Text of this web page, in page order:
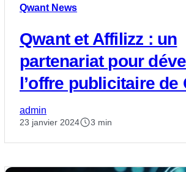
Qwant News
Qwant et Affilizz : un
partenariat pour
l’offre publicitaire de
admin
23 janvier 2024 3 min